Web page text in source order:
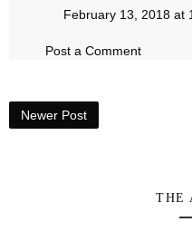
February 13, 2018 at
Post a Comment
Newer Post
THE